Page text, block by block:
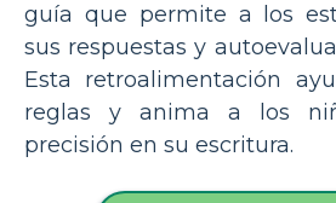
guía que permite a los
sus respuestas y
Esta retroalimentación
reglas y anima a los
precisión en su escritura.